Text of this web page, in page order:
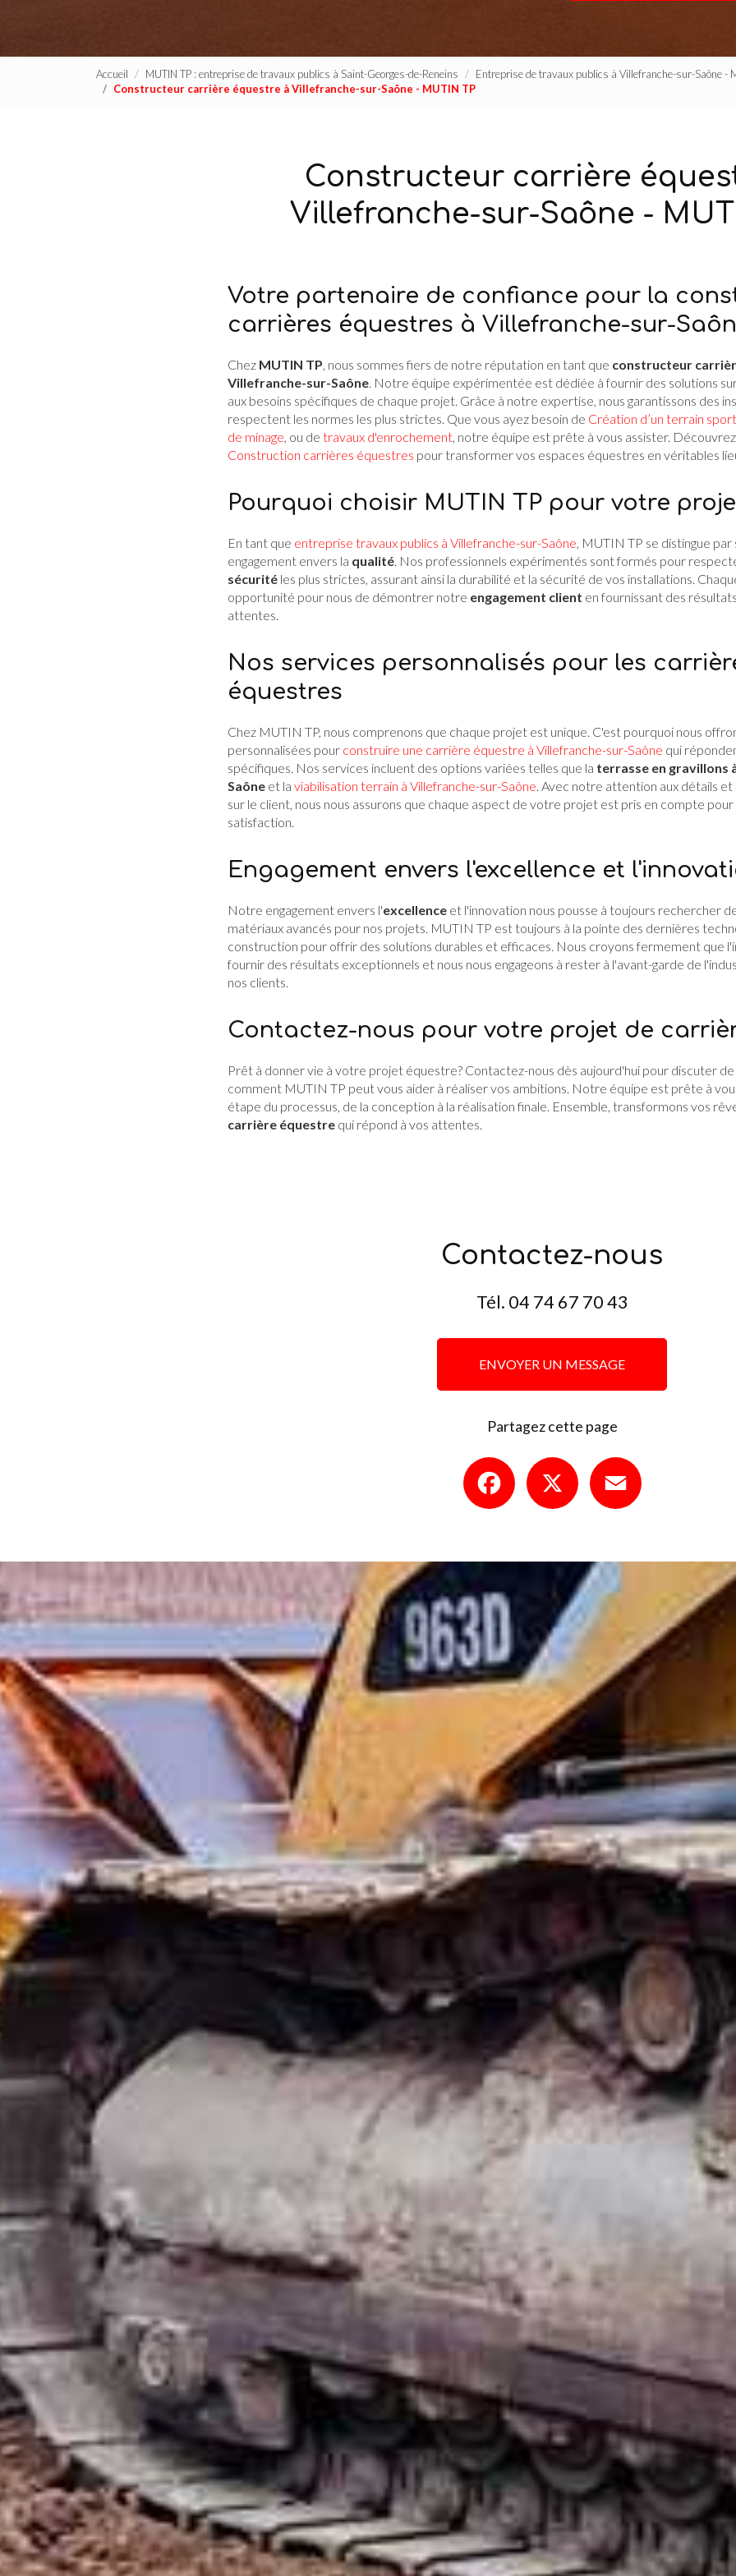
Accueil MUTIN TP : entreprise de travaux publics à Saint-Georges-de-Reneins
Entreprise de travaux publics à Villefranche-sur-Saône -
Constructeur carrière équestre à Villefranche-sur-Saône - MUTIN TP
Constructeur carrière
Villefranche-sur-Saône -
Votre partenaire de confiance pour la
carrières équestres à Villefranche-sur-
Chez MUTIN TP, nous sommes fiers de notre réputation en tant que constructeur
Villefranche-sur-Saône. Notre équipe expérimentée est dédiée à fournir des solutions
aux besoins spécifiques de chaque projet. Grâce à notre expertise, nous garantissons des
respectent les normes les plus strictes. Que vous ayez besoin de Création d’un terrain
de minage, ou de travaux d'enrochement, notre équipe est prête à vous assister.
Construction carrières équestres pour transformer vos espaces équestres en véritables
Pourquoi choisir MUTIN TP pour votre
En tant que entreprise travaux publics à Villefranche-sur-Saône, MUTIN TP se distingue par
engagement envers la qualité. Nos professionnels expérimentés sont formés pour
sécurité les plus strictes, assurant ainsi la durabilité et la sécurité de vos installations.
opportunité pour nous de démontrer notre engagement client en fournissant des
attentes.
Nos services personnalisés pour les
équestres
Chez MUTIN TP, nous comprenons que chaque projet est unique. C'est pourquoi nous
personnalisées pour construire une carrière équestre à Villefranche-sur-Saône qui
spécifiques. Nos services incluent des options variées telles que la terrasse en gravillons
Saône et la viabilisation terrain à Villefranche-sur-Saône. Avec notre attention aux détails
sur le client, nous nous assurons que chaque aspect de votre projet est pris en compte
satisfaction.
Engagement envers l'excellence et
Notre engagement envers l'excellence et l'innovation nous pousse à toujours rechercher
matériaux avancés pour nos projets. MUTIN TP est toujours à la pointe des dernières
construction pour offrir des solutions durables et efficaces. Nous croyons fermement que
fournir des résultats exceptionnels et nous nous engageons à rester à l'avant-garde de
nos clients.
Contactez-nous pour votre projet de
Prêt à donner vie à votre projet équestre? Contactez-nous dès aujourd'hui pour discuter
comment MUTIN TP peut vous aider à réaliser vos ambitions. Notre équipe est prête à
étape du processus, de la conception à la réalisation finale. Ensemble, transformons vos
carrière équestre qui répond à vos attentes.
Contactez-nous
Tél. 04 74 67 70 43
ENVOYER UN MESSAGE
Partagez cette page
Facebook